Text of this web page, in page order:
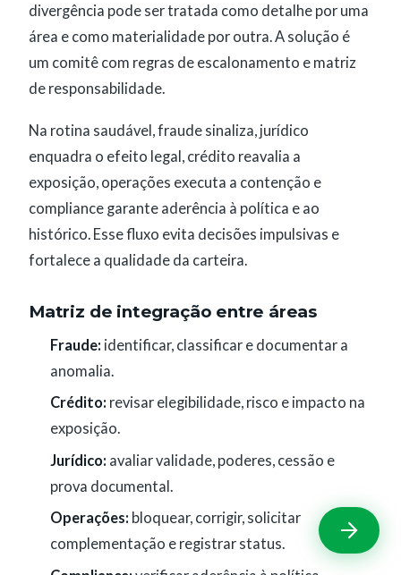
divergência pode ser tratada como detalhe por uma
área e como materialidade por outra. A solução é
um comitê com regras de escalonamento e matriz
de responsabilidade.
Na rotina saudável, fraude sinaliza, jurídico
enquadra o efeito legal, crédito reavalia a
exposição, operações executa a contenção e
compliance garante aderência à política e ao
histórico. Esse fluxo evita decisões impulsivas e
fortalece a qualidade da carteira.
Matriz de integração entre áreas
Fraude: identificar, classificar e documentar a
anomalia.
Crédito: revisar elegibilidade, risco e impacto na
exposição.
Jurídico: avaliar validade, poderes, cessão e
prova documental.
Operações: bloquear, corrigir, solicitar
complementação e registrar status.